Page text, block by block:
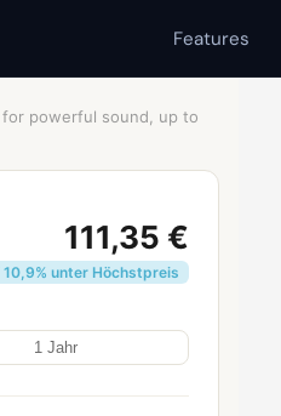
Features
for powerful sound, up to
111,35 €
unter Höchstpreis
1 Jahr